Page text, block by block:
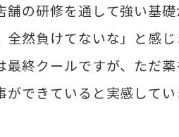
舗の研修を通して強い基
全然負けてないな」と感じ
最終クールですが、ただ
ができていると実感してい